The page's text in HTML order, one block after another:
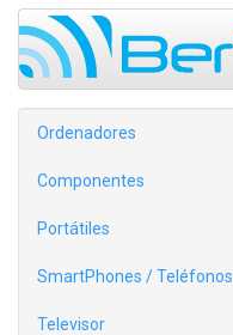
Ordenadores
Componentes
Portátiles
SmartPhones / Teléfonos
Televisor